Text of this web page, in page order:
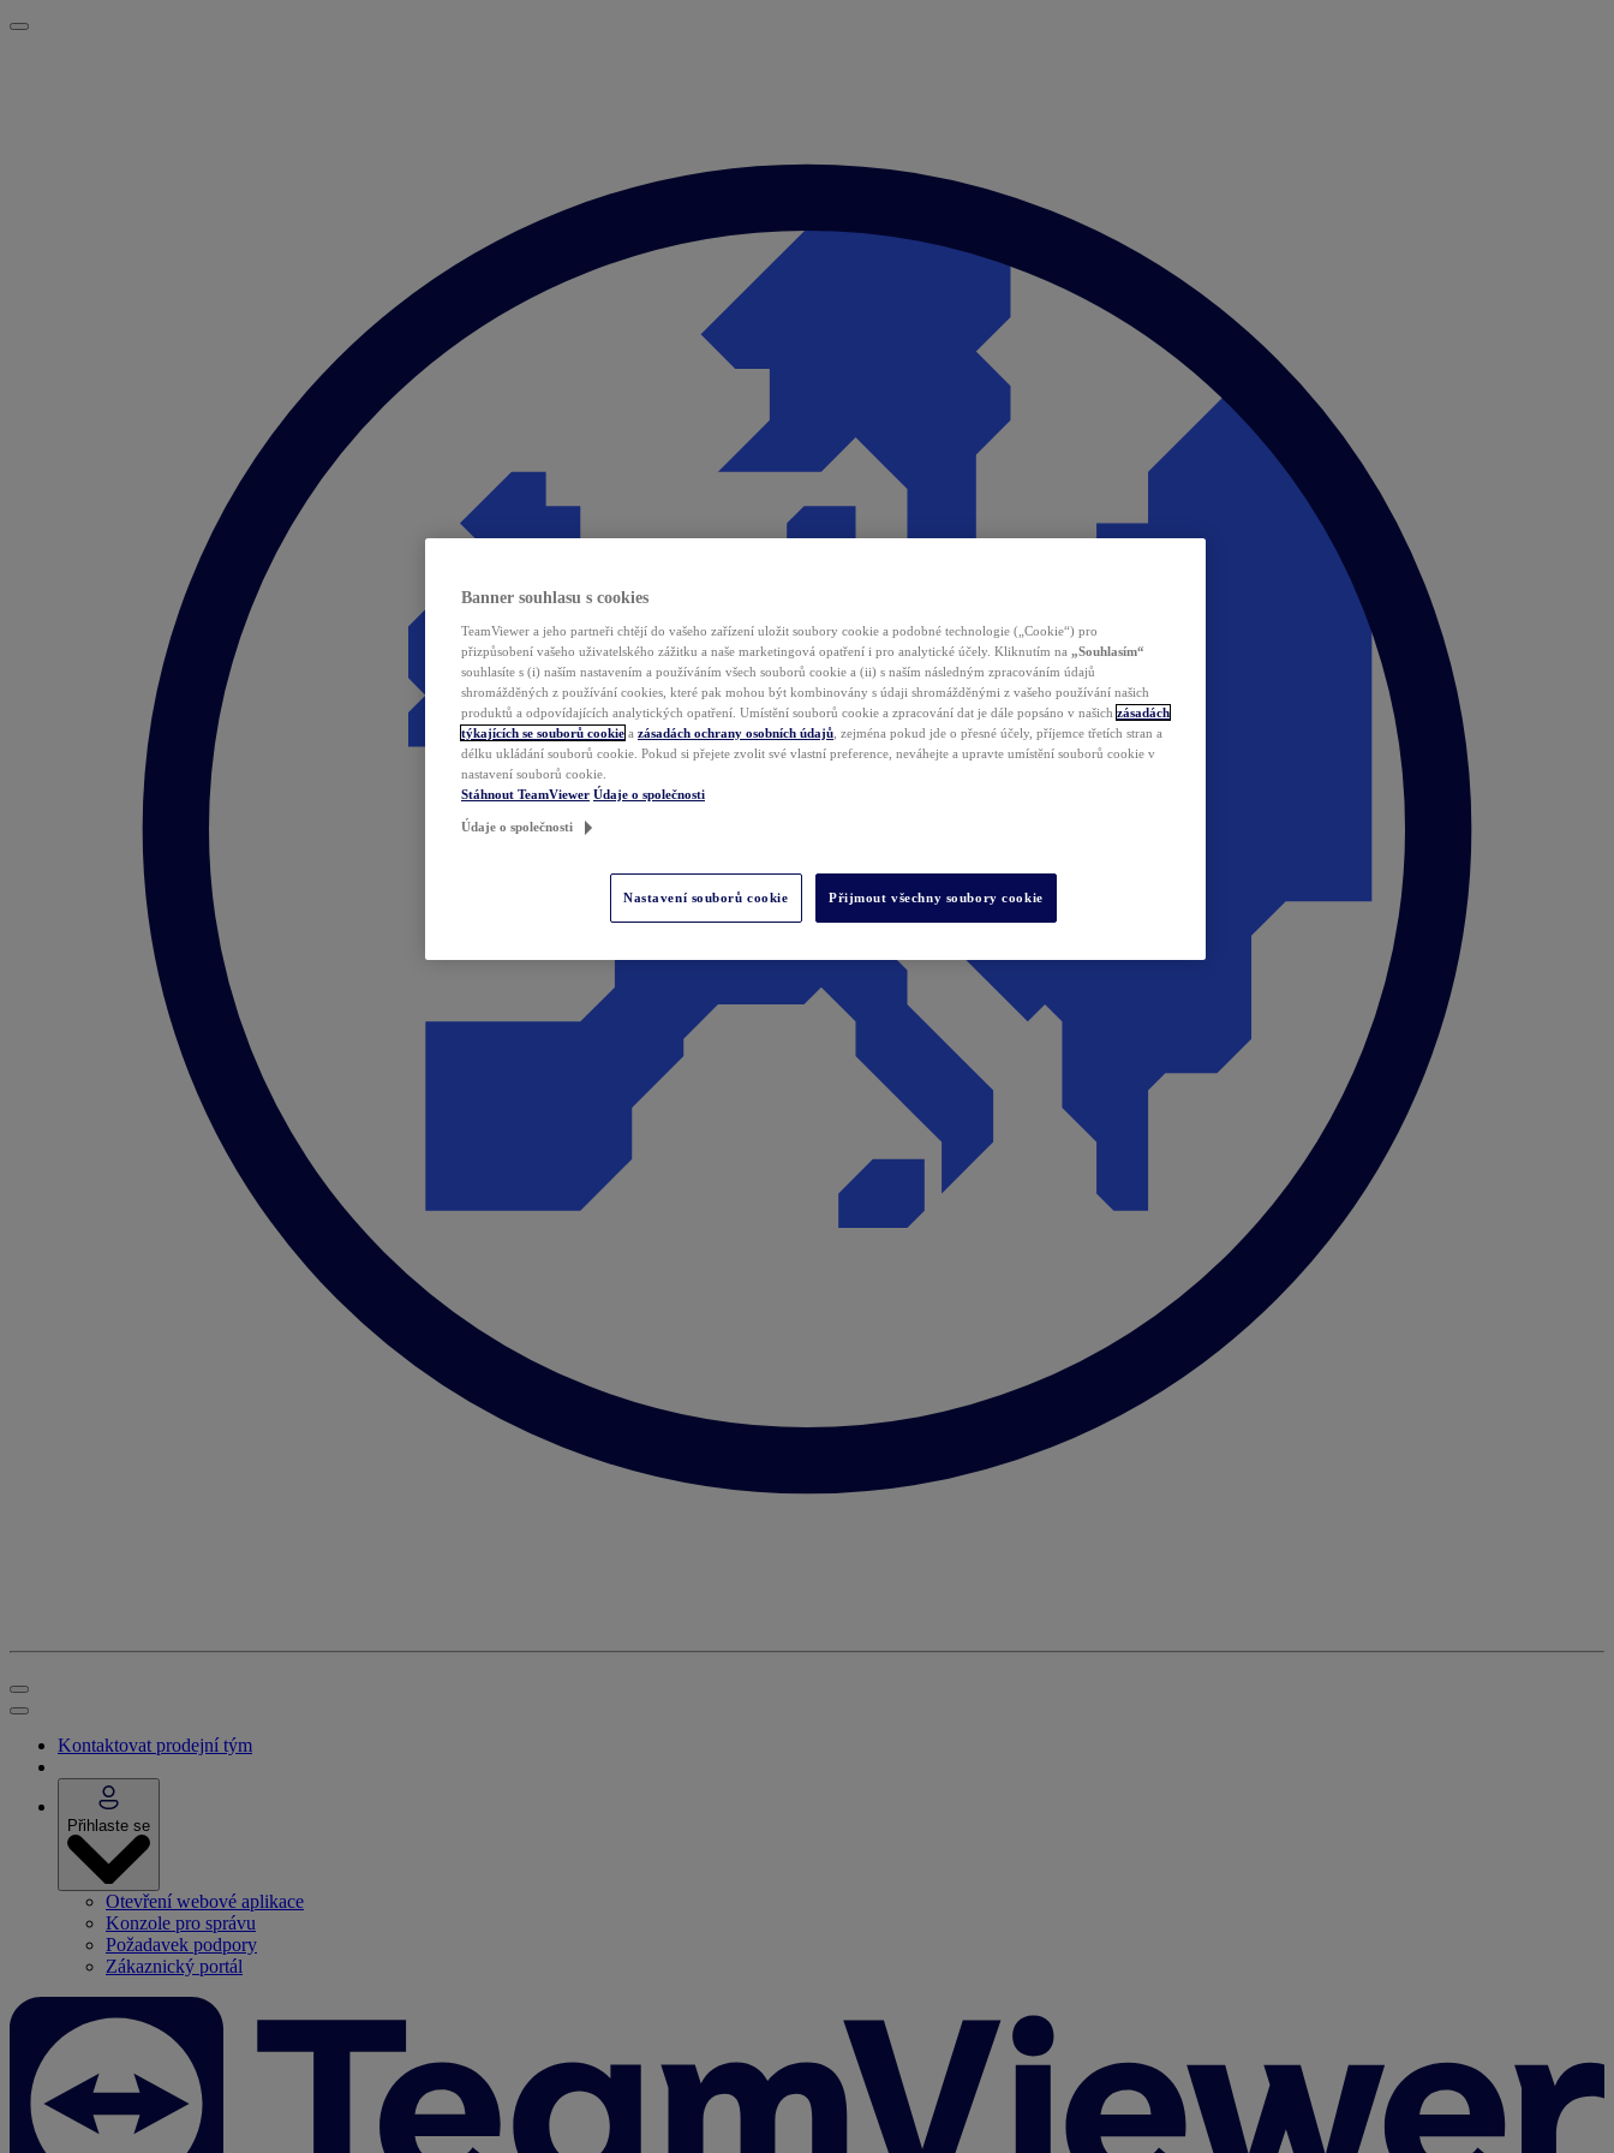
Kontaktovat prodejní tým
Přihlaste se
Otevření webové aplikace
Konzole pro správu
Požadavek podpory
Zákaznický portál
Banner souhlasu s cookies
TeamViewer a jeho partneři chtějí do vašeho zařízení uložit soubory cookie a podobné technologie („Cookie“) pro
přizpůsobení vašeho uživatelského zážitku a naše marketingová opatření i pro analytické účely. Kliknutím na „Souhlasím“
souhlasíte s (i) naším nastavením a používáním všech souborů cookie a (ii) s naším následným zpracováním údajů
shromážděných z používání cookies, které pak mohou být kombinovány s údaji shromážděnými z vašeho používání našich
produktů a odpovídajících analytických opatření. Umístění souborů cookie a zpracování dat je dále popsáno v našich zásadách
týkajících se souborů cookie a zásadách ochrany osobních údajů , zejména pokud jde o přesné účely, příjemce třetích stran a
délku ukládání souborů cookie. Pokud si přejete zvolit své vlastní preference, neváhejte a upravte umístění souborů cookie v
nastavení souborů cookie.
Stáhnout TeamViewer Údaje o společnosti
Údaje o společnosti
Nastavení souborů cookie Přijmout všechny soubory cookie